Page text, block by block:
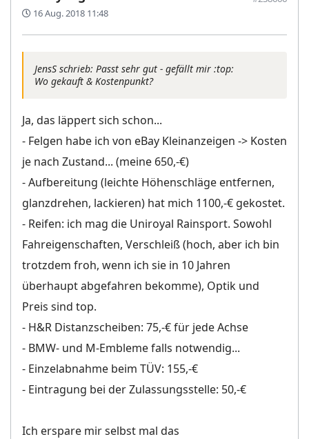
16 Aug. 2018 11:48
JensS schrieb: Passt sehr gut - gefällt mir :top:
Wo gekauft & Kostenpunkt?
Ja, das läppert sich schon...
- Felgen habe ich von eBay Kleinanzeigen -> Kosten
je nach Zustand... (meine 650,-€)
- Aufbereitung (leichte Höhenschläge entfernen,
glanzdrehen, lackieren) hat mich 1100,-€ gekostet.
- Reifen: ich mag die Uniroyal Rainsport. Sowohl
Fahreigenschaften, Verschleiß (hoch, aber ich bin
trotzdem froh, wenn ich sie in 10 Jahren
überhaupt abgefahren bekomme), Optik und
Preis sind top.
- H&R Distanzscheiben: 75,-€ für jede Achse
- BMW- und M-Embleme falls notwendig...
- Einzelabnahme beim TÜV: 155,-€
- Eintragung bei der Zulassungsstelle: 50,-€
Ich erspare mir selbst mal das